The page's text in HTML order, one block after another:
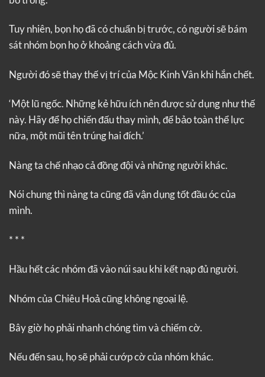
Tuy nhiên, bọn họ đã có chuẩn bị trước, có người sẽ bám
sát nhóm bọn họ ở khoảng cách vừa đủ.
Người đó sẽ thay thế vị trí của Mộc Kinh Vân khi hắn chết.
‘Một lũ ngốc. Những kẻ hữu ích nên được sử dụng như thế
này. Hãy để họ chiến đấu thay mình, để bảo toàn thể lực
nữa, một mũi tên trúng hai đích.’
Nàng ta chế nhạo cả đồng đội và những người khác.
Nói chung thì nàng ta cũng đã vận dụng tốt đầu óc của
mình.
* * *
Hầu hết các nhóm đã vào núi sau khi kết nạp đủ người.
Nhóm của Chiêu Hoả cũng không ngoại lệ.
Bây giờ họ phải nhanh chóng tìm và chiếm cờ.
Nếu đến sau, họ sẽ phải cướp cờ của nhóm khác.